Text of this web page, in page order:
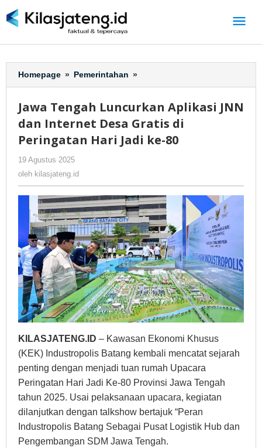
ke
Homepage » Pemerintahan »
Tengah
Aplikasi
JNN
dan
di
Peringatan
Hari
Jadi
ke-
80
Jawa Tengah Luncurkan Aplikasi JNN
dan Internet Desa Gratis di
Peringatan Hari Jadi ke-80
19 Agustus 2025
oleh kilasjateng.id
KILASJATENG.ID – Kawasan Ekonomi Khusus
(KEK) Industropolis Batang kembali mencatat sejarah
penting dengan menjadi tuan rumah Upacara
Peringatan Hari Jadi Ke-80 Provinsi Jawa Tengah
tahun 2025. Usai pelaksanaan upacara, kegiatan
dilanjutkan dengan talkshow bertajuk “Peran
Industropolis Batang Sebagai Pusat Logistik Hub dan
Pengembangan SDM Jawa Tengah.